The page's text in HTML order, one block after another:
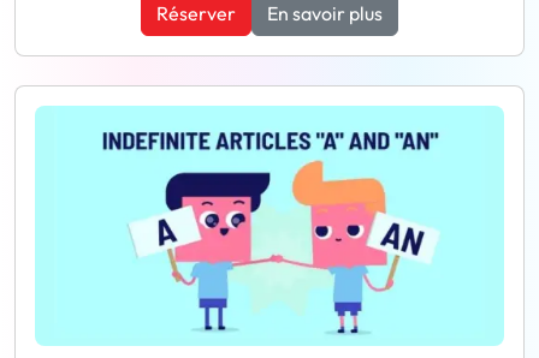
Réserver En savoir plus